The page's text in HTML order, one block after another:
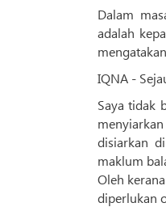
Dalam
adalah
IQNA -
Saya tidak
disiarkan
maklum
Oleh
diperlukan